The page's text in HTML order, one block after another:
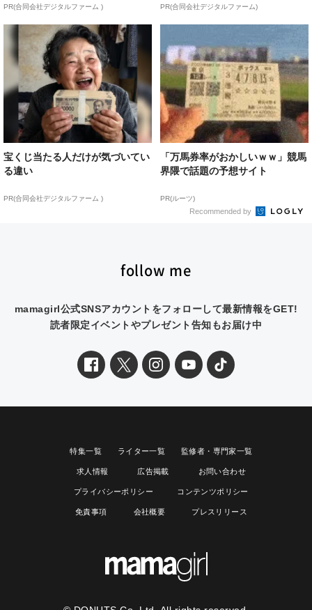
PR(合同会社デジタルファーム ) PR(合同会社デジタルファーム)
宝くじ当たる人だけが気づいてい
る違い
PR(合同会社デジタルファーム )
「万馬券率がおかしいｗｗ」競馬
界隈で話題の予想サイト
PR(ルーツ)
Recommended by
follow me
mamagirl公式SNSアカウントをフォローして最新情報をGET!
読者限定イベントやプレゼント告知もお届け中
特集一覧 ライター一覧 監修者・専門家一覧
求人情報 広告掲載 お問い合わせ
プライバシーポリシー コンテンツポリシー
免責事項 会社概要 プレスリリース